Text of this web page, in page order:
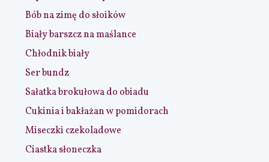
Bób na zimę do słoików
Biały barszcz na maślance
Chłodnik biały
Ser bundz
Sałatka brokułowa do obiadu
Cukinia i bakłażan w pomidorach
Miseczki czekoladowe
Ciastka słoneczka